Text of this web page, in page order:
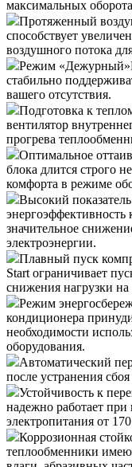
максимальных
Протяженный
способствует
воздушного потока
Режим «Дежурный»
стабильно
вашего отсутствия.
Подготовка к
вентилятор
прогрева
Оптимальное
блока длится строго
комфорта в режиме
Высокий
значительное
электроэнергии.
Плавный пуск
Start ограничивает
снижения нагрузки на
Режим
кондиционера
необходимости
оборудования.
Автоматический
после устранения
Устойчивость к
надежно работает
электропитания от
Коррозионная
теплообменники